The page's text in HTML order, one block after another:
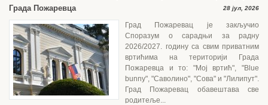
Града Пожаревца
28 јул, 2026
Град Пожаревац је закључио
Споразум о сарадњи за радну
2026/2027. годину са свим приватним
вртићима на територији Града
Пожаревца и то: "Мој вртић", "Blue
bunny", "Саволино", "Сова" и "Лилипут".
Град Пожаревац обавештава све
родитеље...